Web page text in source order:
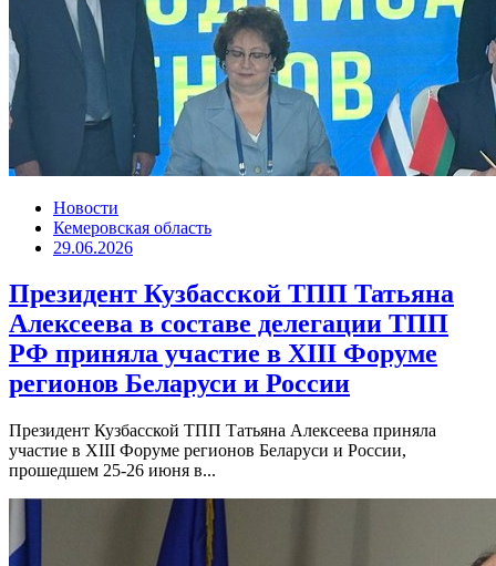
Новости
Кемеровская область
29.06.2026
Президент Кузбасской ТПП Татьяна
Алексеева в составе делегации ТПП
РФ приняла участие в XIII Форуме
регионов Беларуси и России
Президент Кузбасской ТПП Татьяна Алексеева приняла
участие в XIII Форуме регионов Беларуси и России,
прошедшем 25-26 июня в...